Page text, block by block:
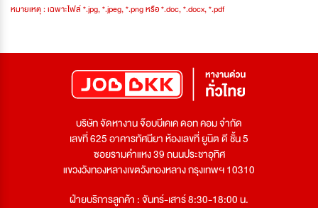
หมายเหตุ : เฉพาะไฟล์ *.jpg, *.jpeg, *.png หรือ *.doc, *.docx, *.pdf
บริษัท จัดหางาน จ๊อบบีเคเค ดอท คอม จำกัด
เลขที่ 625 อาคารทัศนียา ห้องเลขที่ ยูนิต ดี ชั้น 5
ซอยรามคำแหง 39 ถนนประชาอุทิศ
แขวงวังทองหลางเขตวังทองหลาง กรุงเทพฯ 10310
ฝ่ายบริการลูกค้า : จันทร์-เสาร์ 8:30-18:00 น.